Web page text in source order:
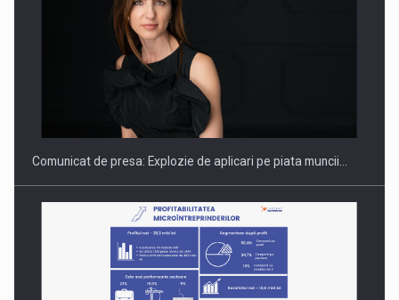
PUTTING ROMANIAN CORPORATE COMPANIES ON THE
INTERNATIONAL BUSINESS SCENE
Comunicat de presa: Explozie de aplicari pe piata muncii…